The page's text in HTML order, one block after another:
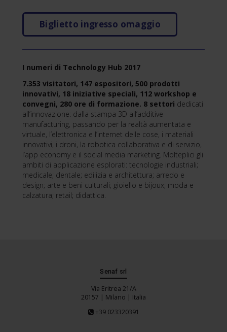
Biglietto ingresso omaggio
I numeri di Technology Hub 2017
7.353 visitatori, 147 espositori, 500 prodotti
innovativi, 18 iniziative speciali, 112 workshop e
convegni, 280 ore di formazione. 8 settori dedicati
all’innovazione: dalla stampa 3D all’additive
manufacturing, passando per la realtà aumentata e
virtuale, l’elettronica e l’internet delle cose, i materiali
innovativi, i droni, la robotica collaborativa e di servizio,
l’app economy e il social media marketing. Molteplici gli
ambiti di applicazione esplorati: tecnologie industriali;
medicale; dentale; edilizia e architettura; arredo e
design; arte e beni culturali; gioiello e bijoux; moda e
calzatura; retail; didattica.
Senaf srl
Via Eritrea 21/A
20157 | Milano | Italia
+39 023320391